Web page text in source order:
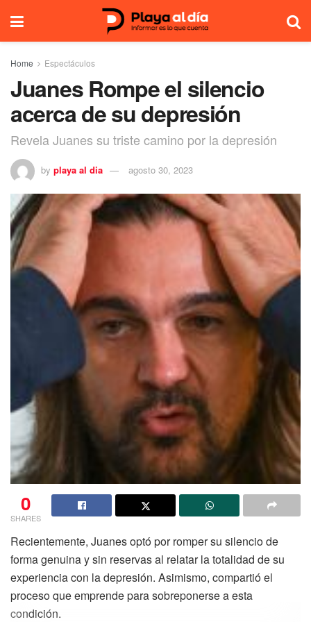
Home Espectáculos
Juanes Rompe el silencio
acerca de su depresión
Revela Juanes su triste camino por la depresión
by playa al dia agosto 30, 2023
0
SHARES
Recientemente, Juanes optó por romper su silencio de
forma genuina y sin reservas al relatar la totalidad de su
experiencia con la depresión. Asimismo, compartió el
proceso que emprende para sobreponerse a esta
condición.